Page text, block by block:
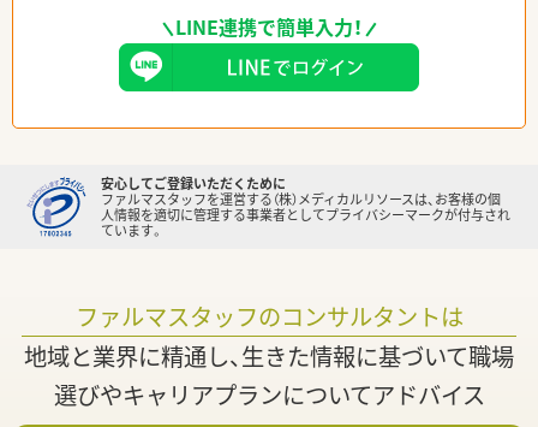
LINE連携で簡単入力！
安心してご登録いただくために
ファルマスタッフを運営する（株）メディカルリソースは、お客様の個
人情報を適切に管理する事業者としてプライバシーマークが付与され
ています。
ファルマスタッフのコンサルタントは
地域と業界に精通し、生きた情報に基づいて職場
選びやキャリアプランについてアドバイス